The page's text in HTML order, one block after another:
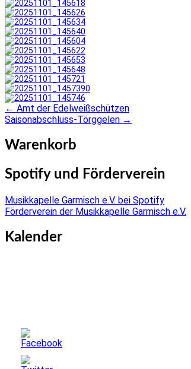
Post
navigation
← Amt der Edelweißschützen
Saisonabschluss-Törggelen →
Warenkorb
Spotify und Förderverein
Musikkapelle Garmisch e.V. bei Spotify
Förderverein der Musikkapelle Garmisch e.V.
Kalender